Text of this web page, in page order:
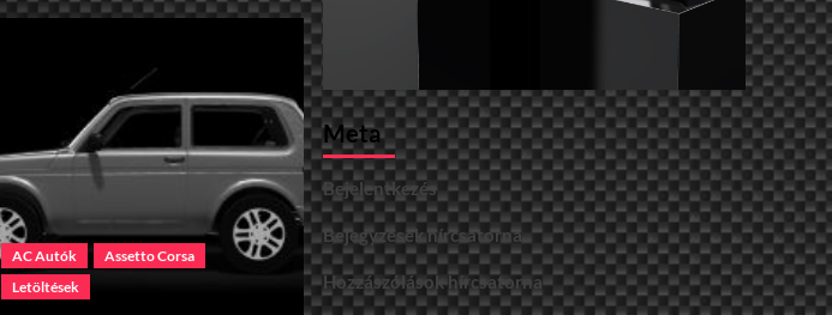
AC Autók
Assetto Corsa
Letöltések
Meta
Bejelentkezés
Bejegyzések hírcsatorna
Hozzászólások hírcsatorna